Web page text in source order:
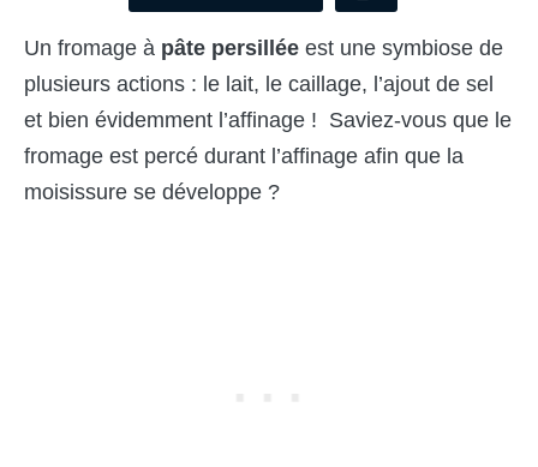
Un fromage à pâte persillée est une symbiose de
plusieurs actions : le lait, le caillage, l’ajout de sel
et bien évidemment l’affinage ! Saviez-vous que le
fromage est percé durant l’affinage afin que la
moisissure se développe ?